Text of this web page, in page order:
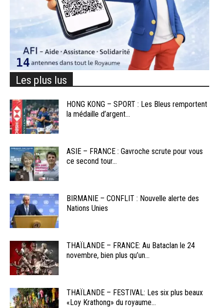
Les plus lus
HONG KONG – SPORT : Les Bleus remportent
la médaille d’argent...
ASIE – FRANCE : Gavroche scrute pour vous
ce second tour...
BIRMANIE – CONFLIT : Nouvelle alerte des
Nations Unies
THAÏLANDE – FRANCE: Au Bataclan le 24
novembre, bien plus qu’un...
THAÏLANDE – FESTIVAL: Les six plus beaux
«Loy Krathong» du royaume...